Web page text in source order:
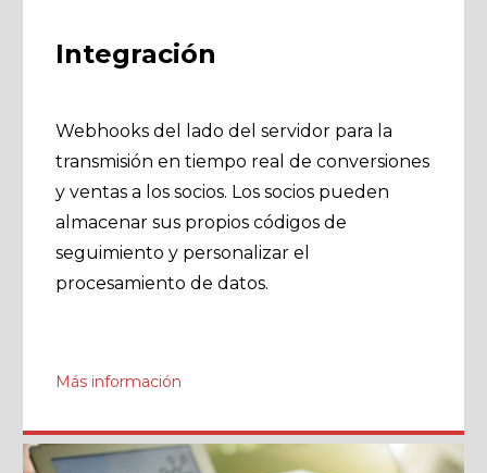
Integración
Webhooks del lado del servidor para la
transmisión en tiempo real de conversiones
y ventas a los socios. Los socios pueden
almacenar sus propios códigos de
seguimiento y personalizar el
procesamiento de datos.
Más información